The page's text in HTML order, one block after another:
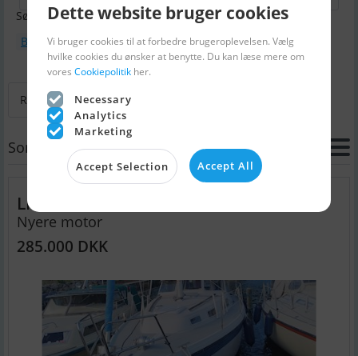
Søgning
Bådtype : Motorsejler
Ikke ryger båd
Retur til Søg Næste
Sortering
LM32 ll S
Nyere motor
285.000 DKK
Dette website bruger cookies
Vi bruger cookies til at forbedre brugeroplevelsen. Vælg
hvilke cookies du ønsker at benytte. Du kan læse mere om
vores Cookiepolitik her.
Necessary
Analytics
Marketing
Accept Selection Accept All